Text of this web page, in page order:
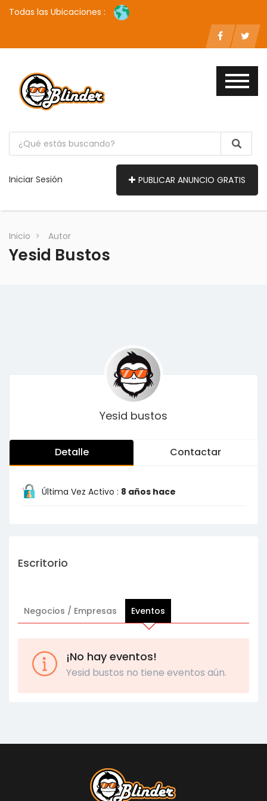
Todas las Ubicaciones :
Iniciar Sesión PUBLICAR ANUNCIO GRATIS
Inicio Autor
Yesid Bustos
Yesid bustos
Detalle Contactar
Última Vez Activo : 8 años hace
Escritorio
Negocios / Empresas Eventos
¡No hay eventos!
Yesid bustos no tiene eventos aún.